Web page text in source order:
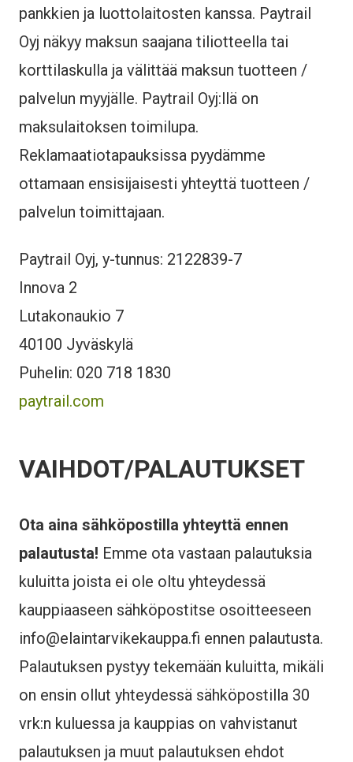
pankkien ja luottolaitosten kanssa. Paytrail
Oyj näkyy maksun saajana tiliotteella tai
korttilaskulla ja välittää maksun tuotteen /
palvelun myyjälle. Paytrail Oyj:llä on
maksulaitoksen toimilupa.
Reklamaatiotapauksissa pyydämme
ottamaan ensisijaisesti yhteyttä tuotteen /
palvelun toimittajaan.
Paytrail Oyj, y-tunnus: 2122839-7
Innova 2
Lutakonaukio 7
40100 Jyväskylä
Puhelin: 020 718 1830
paytrail.com
VAIHDOT/PALAUTUKSET
Ota aina sähköpostilla yhteyttä ennen
palautusta! Emme ota vastaan palautuksia
kuluitta joista ei ole oltu yhteydessä
kauppiaaseen sähköpostitse osoitteeseen
info@elaintarvikekauppa.fi ennen palautusta.
Palautuksen pystyy tekemään kuluitta, mikäli
on ensin ollut yhteydessä sähköpostilla 30
vrk:n kuluessa ja kauppias on vahvistanut
palautuksen ja muut palautuksen ehdot